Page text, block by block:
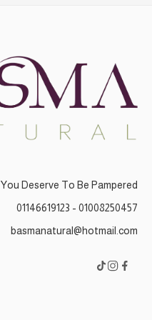
You Deserve To Be Pampered
01008250457 - 01146619123
basmanatural@hotmail.com